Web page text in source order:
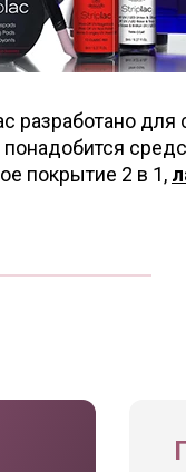
разработано для
покрытие 2 в 1,